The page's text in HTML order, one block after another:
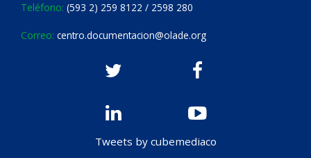
Teléfono: (593 2) 259 8122 / 2598 280
Correo: centro.documentacion@olade.org
Tweets by cubemediaco